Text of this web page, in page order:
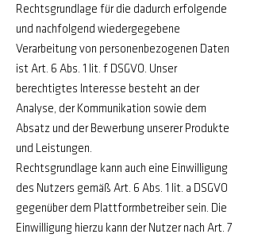
Rechtsgrundlage für die dadurch erfolgende
und nachfolgend wiedergegebene
Verarbeitung von personenbezogenen Daten
ist Art. 6 Abs. 1 lit. f DSGVO. Unser
berechtigtes Interesse besteht an der
Analyse, der Kommunikation sowie dem
Absatz und der Bewerbung unserer Produkte
und Leistungen.
Rechtsgrundlage kann auch eine Einwilligung
des Nutzers gemäß Art. 6 Abs. 1 lit. a DSGVO
gegenüber dem Plattformbetreiber sein. Die
Einwilligung hierzu kann der Nutzer nach Art. 7